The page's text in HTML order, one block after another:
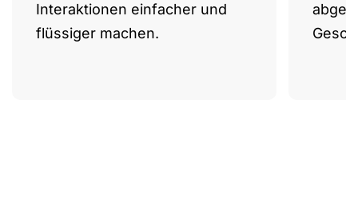
Interaktionen einfacher und
flüssiger machen.